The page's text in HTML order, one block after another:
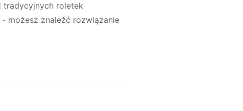
tradycyjnych roletek
możesz znaleźć rozwiązanie